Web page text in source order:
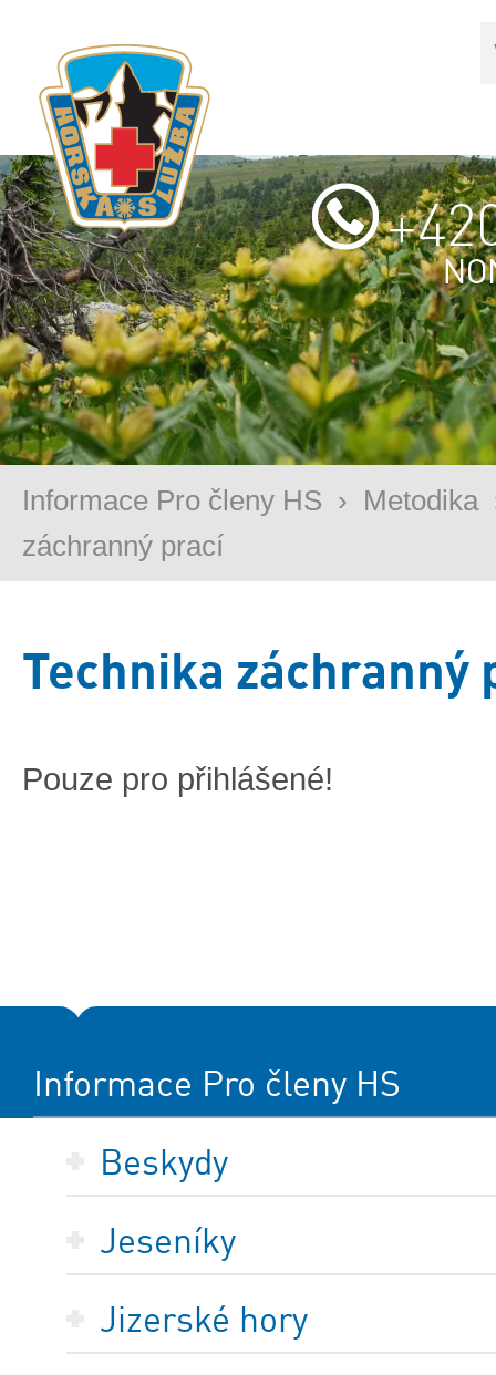
Informace Pro členy HS › Metodika
záchranný prací
Technika záchranný
Pouze pro přihlášené!
Informace Pro členy HS
Beskydy
Jeseníky
Jizerské hory